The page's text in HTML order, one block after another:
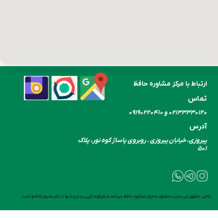
تمامی حقوق این سایت متعلق به مرکز مشاوره حافظ میباشد و هرگونه کپی برداری تنها با ذکر منبع بلامانع است.
تماس
۰۲۱۳۳۳۳۰​​​​​​​۱۲۰ و ۰۹۱۹۰۲۲۰۴۱۰
آدرس
پیروزی، خیابان پیروزی . روبروی پاساژ کوه نور، پلاک
۵۰۱
ارتباط با مرکز مشاوره حافظ